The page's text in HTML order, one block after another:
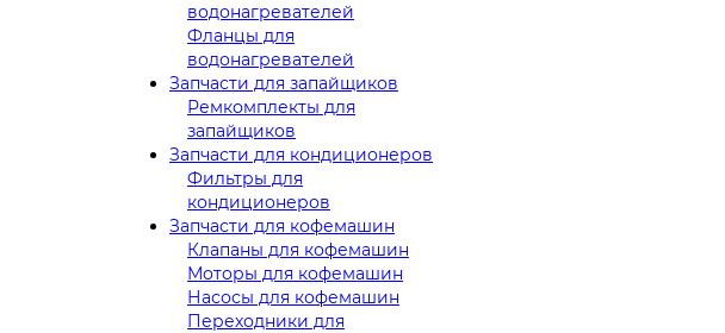
водонагревателей
Фланцы для
водонагревателей
Запчасти для запайщиков
Ремкомплекты для
запайщиков
Запчасти для кондиционеров
Фильтры для
кондиционеров
Запчасти для кофемашин
Клапаны для кофемашин
Моторы для кофемашин
Насосы для кофемашин
Переходники для